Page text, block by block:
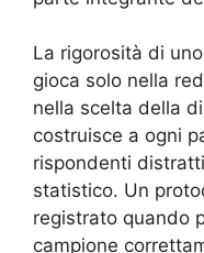
La rigorosità di
gioca solo nella
nella scelta della
costruisce a ogni
rispondenti
statistico. Un
registrato quando
campione